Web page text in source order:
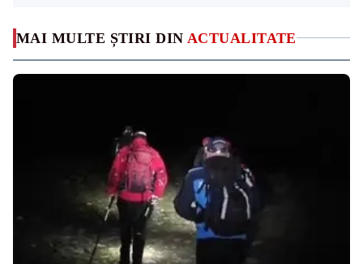
MAI MULTE ȘTIRI DIN ACTUALITATE